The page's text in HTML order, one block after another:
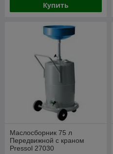
Купить
Маслосборник 75 л
Передвижной с краном
Pressol 27030